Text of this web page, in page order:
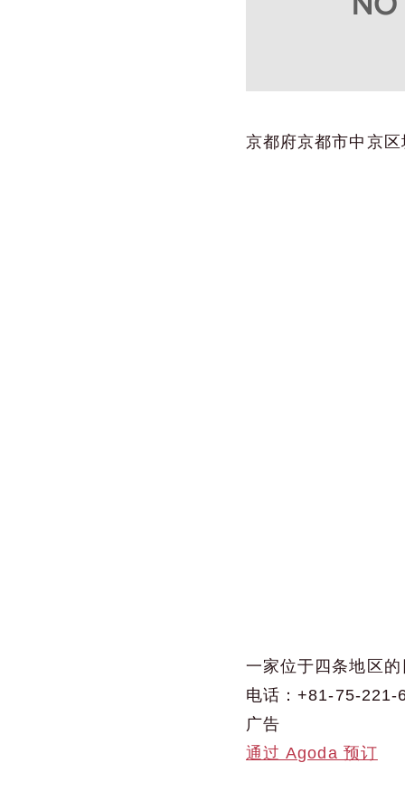
京都府京都市中京
一家位于四条地区
电话：+81-75-221-
广告
通过 Agoda 预订